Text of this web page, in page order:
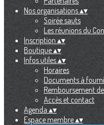
Nos organisations▴▾
Soirée sauts
Les réunions du
Inscription▴▾
Boutique▴▾
Infos utiles▴▾
Horaires
Documents à
Remboursement
Accès et contact
Agenda▴▾
Espace membre▴▾